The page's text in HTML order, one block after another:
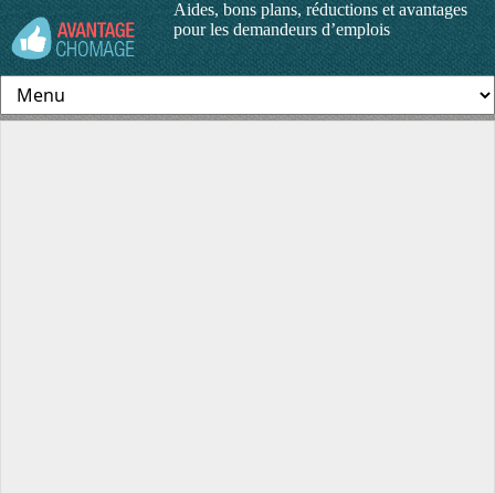
Aides, bons plans, réductions et avantages
pour les demandeurs d’emplois